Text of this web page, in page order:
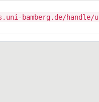
bamberg.de/handle/